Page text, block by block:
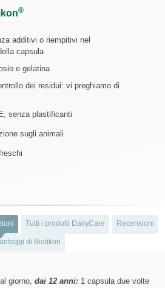
®
additivi o riempitivi nel
capsula
e gelatina
dei residui: vi preghiamo di
senza plastificanti
sugli animali
Tutti i prodotti DailyCare Recensioni
di Biotikon
giorno, dai 12 anni: 1 capsula due volte